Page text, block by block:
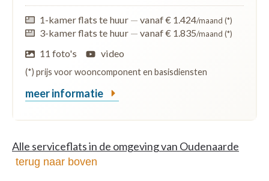
1-kamer flats te huur — vanaf € 1.424/maand (*)
3-kamer flats te huur — vanaf € 1.835/maand (*)
11 foto's video
(*) prijs voor wooncomponent en basisdiensten
meer informatie
Alle serviceflats in de omgeving van Oudenaarde
terug naar boven